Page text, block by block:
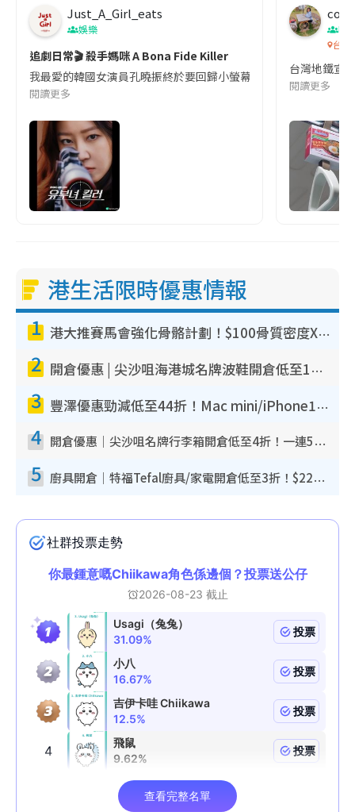
Just_A_Girl_eats
娛樂
追劇日常🎬 殺手媽咪 A Bona Fide Killer
我最愛的韓國女演員孔曉振終於要回歸小螢幕啦!這次的劇本改編
閱讀更多
co
吹
台灣
台灣地鐵宣
閱讀更多
港生活限時優惠情報
1 港大推賽馬會強化骨骼計劃！$100骨質密度X光檢查 完成免費運動訓練送超市禮券！附參加資格
2 開倉優惠 | 尖沙咀海港城名牌波鞋開倉低至1折！On鞋$899起／Joy&Peace鞋履$98起
3 豐澤優惠勁減低至44折！Mac mini/iPhone17Pro大減價！廚房家電$220起
4 開倉優惠｜尖沙咀名牌行李箱開倉低至4折！一連5日 American Tourister/ace./Hallmark $200起！
5 廚具開倉｜特福Tefal廚具/家電開倉低至3折！$220起買平底鍋/炒鑊/湯煲！電飯煲/吸塵機/燙斗$418起